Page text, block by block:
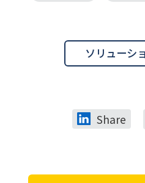
ソリューシ
Share